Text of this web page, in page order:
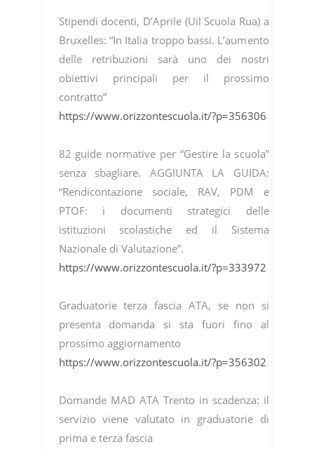
Stipendi docenti, D’Aprile (Uil Scuola Rua) a
Bruxelles: “In Italia troppo bassi. L’aumento
delle retribuzioni sarà uno dei nostri
obiettivi principali per il prossimo
contratto”
https://www.orizzontescuola.it/?p=356306
82 guide normative per “Gestire la scuola”
senza sbagliare. AGGIUNTA LA GUIDA:
“Rendicontazione sociale, RAV, PDM e
PTOF: i documenti strategici delle
istituzioni scolastiche ed il Sistema
Nazionale di Valutazione”.
https://www.orizzontescuola.it/?p=333972
Graduatorie terza fascia ATA, se non si
presenta domanda si sta fuori fino al
prossimo aggiornamento
https://www.orizzontescuola.it/?p=356302
Domande MAD ATA Trento in scadenza: il
servizio viene valutato in graduatorie di
prima e terza fascia